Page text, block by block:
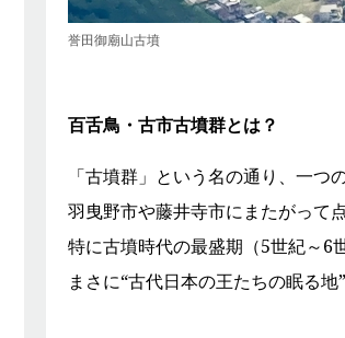
誉田御廟山古墳
百舌鳥・古市古墳群とは？
「古墳群」という名の通り、一つ
羽曳野市や藤井寺市にまたがって
特に古墳時代の最盛期（5世紀～6
まさに“古代日本の王たちの眠る地”